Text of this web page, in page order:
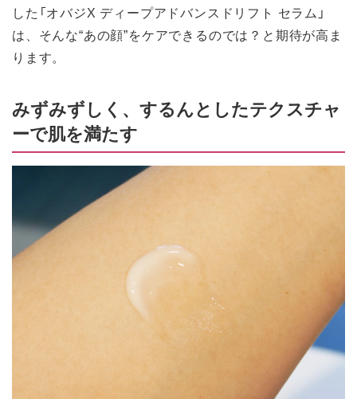
した「オバジX ディープアドバンスドリフト セラム」
は、そんな“あの顔”をケアできるのでは？と期待が高ま
ります。
みずみずしく、するんとしたテクスチャ
ーで肌を満たす